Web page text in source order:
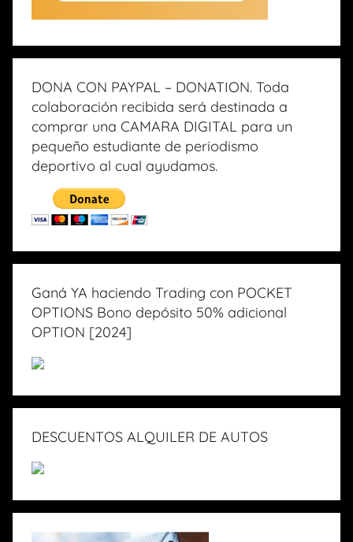
DONA CON PAYPAL – DONATION. Toda
colaboración recibida será destinada a
comprar una CAMARA DIGITAL para un
pequeño estudiante de periodismo
deportivo al cual ayudamos.
Ganá YA haciendo Trading con POCKET
OPTIONS Bono depósito 50% adicional
OPTION [2024]
DESCUENTOS ALQUILER DE AUTOS